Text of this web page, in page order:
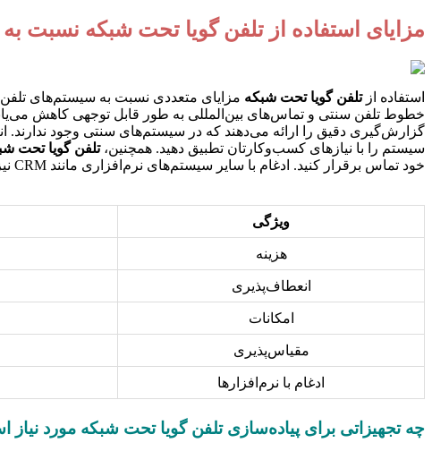
مزایای استفاده از تلفن گویا تحت شبکه
استفاده ازتلفن گویا تحت شبکه مزایای متعددی نسبت به سیستم‌های تلفن
خطوط تلفن سنتی و تماس‌های بین‌المللی به طور قابل توجهی کاهش
گزارش‌گیری دقیق را ارائه می‌دهند که در سیستم‌های سنتی وجود ندارند.
سیستم را با نیازهای کسب‌وکارتان تطبیق دهید. همچنین،تلفن گویا تحت
خود تماس برقرار کنید. ادغام با سایر سیستم‌های نرم‌افزاری مانند CRM نیز یکی دیگر از مزایای این سیستم است که به شما کمک می‌کند تا اطلاعات مشتریان را به صورت یکپارچه مدیریت کنید.
ویژگی
هزینه
انعطاف‌پذیری
امکانات
مقیاس‌پذیری
ادغام با نرم‌افزارها
چه تجهیزاتی برای پیاده‌سازی تلفن گویا تحت شبکه مورد